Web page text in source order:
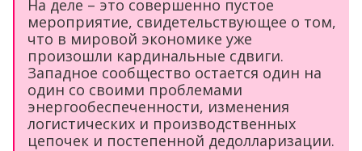
На деле – это совершенно пустое
мероприятие, свидетельствующее о том,
что в мировой экономике уже
произошли кардинальные сдвиги.
Западное сообщество остается один на
один со своими проблемами
энергообеспеченности, изменения
логистических и производственных
цепочек и постепенной дедолларизации.